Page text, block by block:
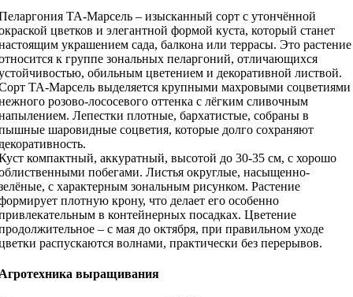
ТА-Марсель – изысканный сорт с утончённой
цветков и элегантной формой куста, который станет
украшением сада, балкона или террасы. Это растение
к группе зональных пеларгоний, отличающихся
обильным цветением и декоративной листвой.
ТА-Марсель выделяется крупными махровыми соцветиями
розово-лососевого оттенка с лёгким сливочным
Лепестки плотные, бархатистые, собраны в
шаровидные соцветия, которые долго сохраняют
компактный, аккуратный, высотой до 30-35 см, с хорошо
побегами. Листья округлые, насыщенно-
с характерным зональным рисунком. Растение
плотную крону, что делает его особенно
в контейнерных посадках. Цветение
– с мая до октября, при правильном уходе
распускаются волнами, практически без перерывов.
выращивания